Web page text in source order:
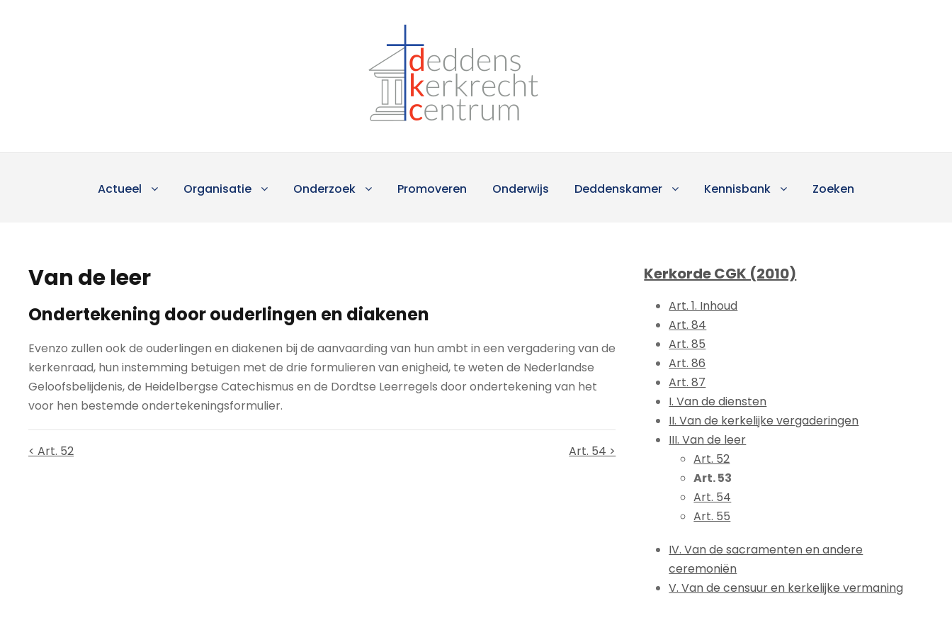
Actueel Organisatie Onderzoek Promoveren Onderwijs Deddenskamer Kennisbank Zoeken
Van de leer
Ondertekening door ouderlingen en diakenen
Evenzo zullen ook de ouderlingen en diakenen bij de aanvaarding van hun ambt in een vergadering van de
kerkenraad, hun instemming betuigen met de drie formulieren van enigheid, te weten de Nederlandse
Geloofsbelijdenis, de Heidelbergse Catechismus en de Dordtse Leerregels door ondertekening van het
voor hen bestemde ondertekeningsformulier.
< Art. 52 Art. 54 >
Kerkorde CGK (2010)
Art. 1. Inhoud
Art. 84
Art. 85
Art. 86
Art. 87
I. Van de diensten
II. Van de kerkelijke vergaderingen
III. Van de leer
Art. 52
Art. 53
Art. 54
Art. 55
IV. Van de sacramenten en andere
ceremoniën
V. Van de censuur en kerkelijke vermaning